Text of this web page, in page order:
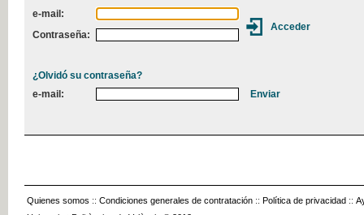
e-mail:
Contraseña:
¿Olvidó su contraseña?
e-mail:
Quienes somos :: Condiciones generales de contratación :: Política de privacidad ::